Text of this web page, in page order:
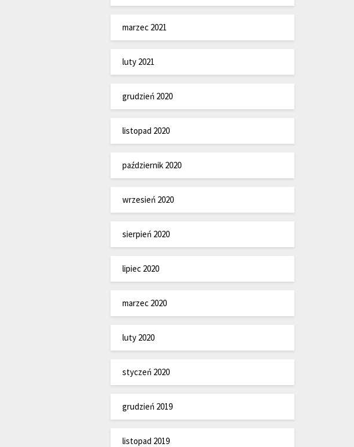
marzec 2021
luty 2021
grudzień 2020
listopad 2020
październik 2020
wrzesień 2020
sierpień 2020
lipiec 2020
marzec 2020
luty 2020
styczeń 2020
grudzień 2019
listopad 2019